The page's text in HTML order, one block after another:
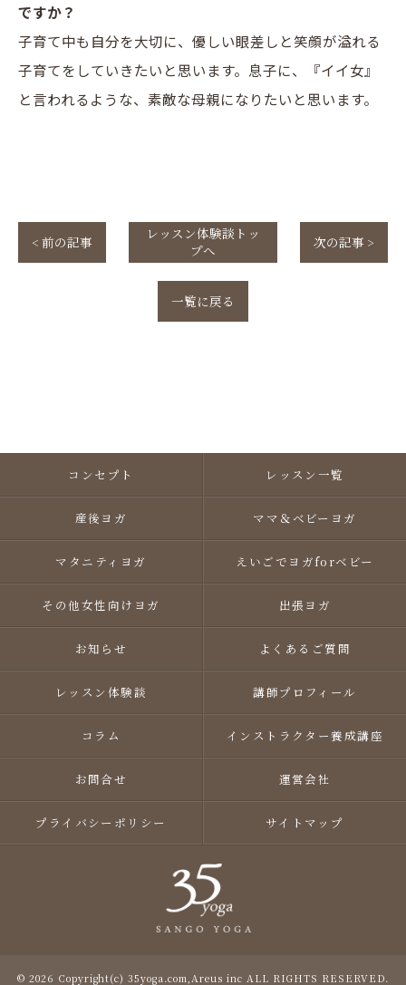
ですか？
子育て中も自分を大切に、優しい眼差しと笑顔が溢れる
子育てをしていきたいと思います。息子に、『イイ女』
と言われるような、素敵な母親になりたいと思います。
< 前の記事
レッスン体験談トッ
プへ
次の記事 >
一覧に戻る
コンセプト レッスン一覧
産後ヨガ ママ＆ベビーヨガ
マタニティヨガ えいごでヨガforベビー
その他女性向けヨガ 出張ヨガ
お知らせ よくあるご質問
レッスン体験談 講師プロフィール
コラム インストラクター養成講座
お問合せ 運営会社
プライバシーポリシー サイトマップ
© 2026 Copyright(c) 35yoga.com,Areus inc ALL RIGHTS RESERVED.